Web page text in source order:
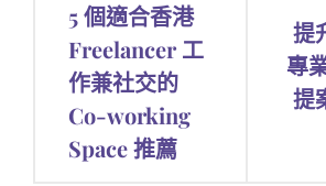
5 個適合香港
Freelancer 工
作兼社交的
Co-working
Space 推薦
提
專
提